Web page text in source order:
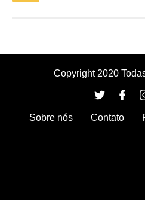
Copyright 2020
Sobre nós Contato